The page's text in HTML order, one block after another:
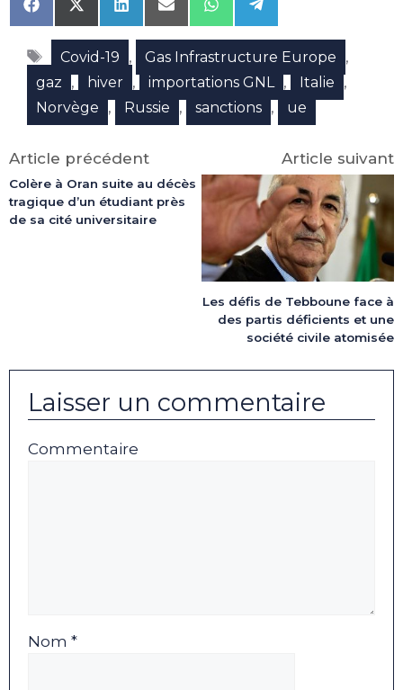
Share
on
Facebook
Share
on
X
(Twitter)
Share
on
LinkedIn
Share
on
Email
Share
on
WhatsApp
Share
on
Telegram
Étiquettes
Covid-19 , Gas Infrastructure Europe ,
gaz , hiver , importations GNL , Italie ,
Norvège , Russie , sanctions , ue
Article précédent
Colère à Oran suite au décès
tragique d’un étudiant près
de sa cité universitaire
Article suivant
Les défis de Tebboune face à
des partis déficients et une
société civile atomisée
Laisser un commentaire
Commentaire
Nom *